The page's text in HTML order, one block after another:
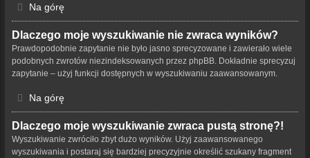
Na górę
Dlaczego moje wyszukiwanie nie zwraca wyników?
Prawdopodobnie zapytanie nie było jasno sprecyzowane i zawierało wiele
podobnych zwrotów niezindeksowanych przez phpBB. Dokładnie sprecyzuj
zapytanie – użyj funkcji dostępnych w wyszukiwaniu zaawansowanym.
Na górę
Dlaczego moje wyszukiwanie zwraca pustą stronę?!
Wyszukiwanie zwróciło zbyt dużo wyników. Użyj zaawansowanego
wyszukiwania i postaraj się bardziej precyzyjnie określić szukany fragment